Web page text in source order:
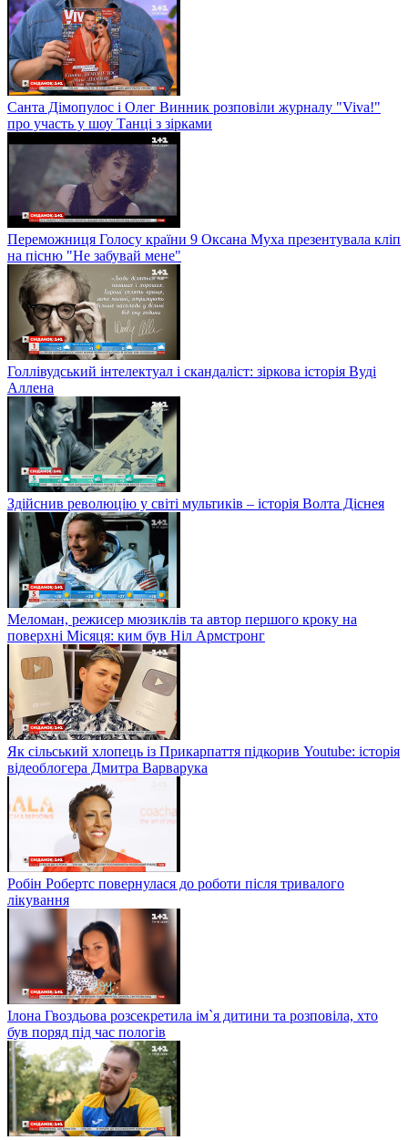
Санта Дімопулос і Олег Винник розповіли журналу "Viva!"
про участь у шоу Танці з зірками
Переможниця Голосу країни 9 Оксана Муха презентувала кліп
на пісню "Не забувай мене"
Голлівудський інтелектуал і скандаліст: зіркова історія Вуді
Аллена
Здійснив революцію у світі мультиків – історія Волта Діснея
Меломан, режисер мюзиклів та автор першого кроку на
поверхні Місяця: ким був Ніл Армстронг
Як сільський хлопець із Прикарпаття підкорив Youtube: історія
відеоблогера Дмитра Варварука
Робін Робертс повернулася до роботи після тривалого
лікування
Ілона Гвоздьова розсекретила ім`я дитини та розповіла, хто
був поряд під час пологів